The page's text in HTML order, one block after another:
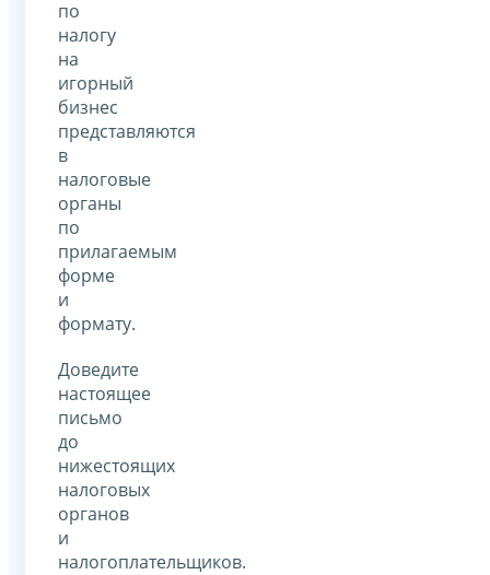
по
налогу
на
игорный
бизнес
представляются
в
налоговые
органы
по
прилагаемым
форме
и
формату.
Доведите
настоящее
письмо
до
нижестоящих
налоговых
органов
и
налогоплательщиков.